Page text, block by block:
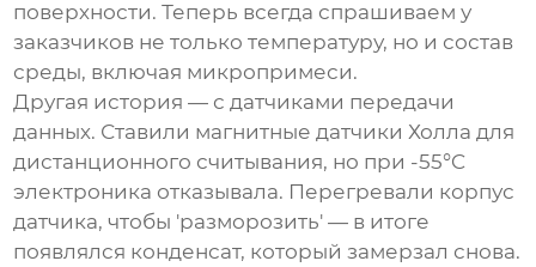
поверхности. Теперь всегда спрашиваем у
заказчиков не только температуру, но и состав
среды, включая микропримеси.
Другая история — с датчиками передачи
данных. Ставили магнитные датчики Холла для
дистанционного считывания, но при -55°C
электроника отказывала. Перегревали корпус
датчика, чтобы 'разморозить' — в итоге
появлялся конденсат, который замерзал снова.